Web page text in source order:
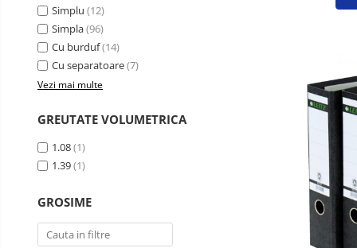
Pixuri fara mecanism
Pixuri pentru ghisee
Rezerve pixuri
Rigle
Textmarkere
Display-uri de prezentare si afisare
Ecusoane si accesorii
Simplu (12)
Simpla(96)
Cu burduf(14)
Cu separatoare(7)
Vezi mai multe
GREUTATE VOLUMETRICA
1.08(1)
1.39(1)
GROSIME